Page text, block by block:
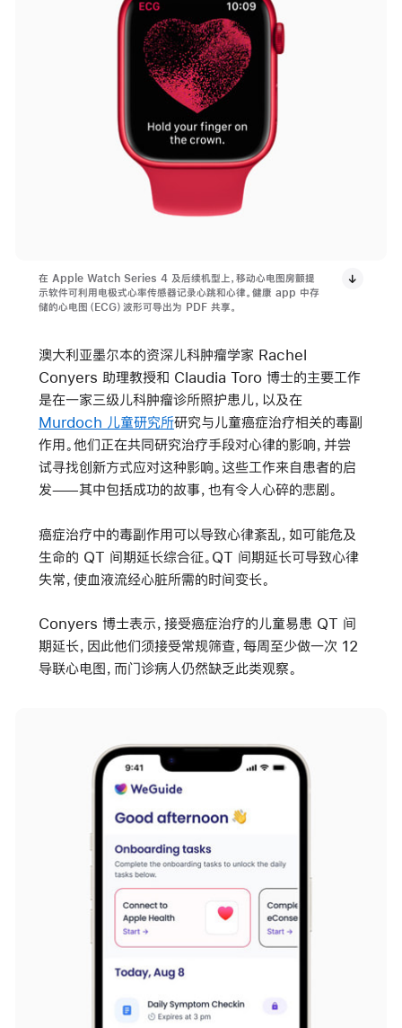
在 Apple Watch Series 4 及后续机型上，移动心电图房颤提
示软件可利用电极式心率传感器记录心跳和心律。健康 app 中存
储的心电图（ECG）波形可导出为 PDF 共享。
澳大利亚墨尔本的资深儿科肿瘤学家 Rachel
Conyers 助理教授和 Claudia Toro 博士的主要工作
是在一家三级儿科肿瘤诊所照护患儿，以及在
Murdoch 儿童研究所研究与儿童癌症治疗相关的毒副
作用。他们正在共同研究治疗手段对心律的影响，并尝
试寻找创新方式应对这种影响。这些工作来自患者的启
发——其中包括成功的故事，也有令人心碎的悲剧。
癌症治疗中的毒副作用可以导致心律紊乱，如可能危及
生命的 QT 间期延长综合征。QT 间期延长可导致心律
失常，使血液流经心脏所需的时间变长。
Conyers 博士表示，接受癌症治疗的儿童易患 QT 间
期延长，因此他们须接受常规筛查，每周至少做一次 12
导联心电图，而门诊病人仍然缺乏此类观察。